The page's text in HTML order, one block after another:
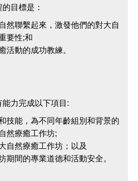
目標是：
然聯繫起來，激發他們的對大自
要性;和
活動的成功教練。
力完成以下項目:
技能，為不同年齡組別和背景的
然療癒工作坊;
自然療癒工作坊；以及
期間的專業道德和活動安全。